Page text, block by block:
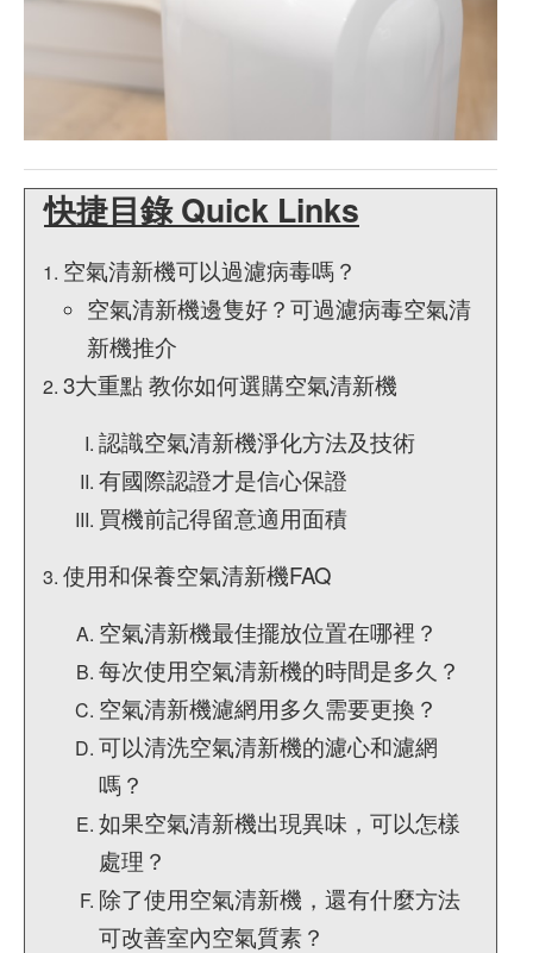
快捷目錄 Quick Links
空氣清新機可以過濾病毒嗎？
空氣清新機邊隻好？可過濾病毒空氣清
新機推介
3大重點 教你如何選購空氣清新機
認識空氣清新機淨化方法及技術
有國際認證才是信心保證
買機前記得留意適用面積
使用和保養空氣清新機FAQ
空氣清新機最佳擺放位置在哪裡？
每次使用空氣清新機的時間是多久？
空氣清新機濾網用多久需要更換？
可以清洗空氣清新機的濾心和濾網
嗎？
如果空氣清新機出現異味，可以怎樣
處理？
除了使用空氣清新機，還有什麼方法
可改善室內空氣質素？